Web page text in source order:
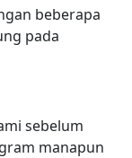
beberapa
pada
sebelum
manapun